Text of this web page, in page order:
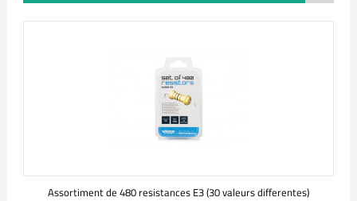
Assortiment de 480 resistances E3 (30 valeurs differentes)